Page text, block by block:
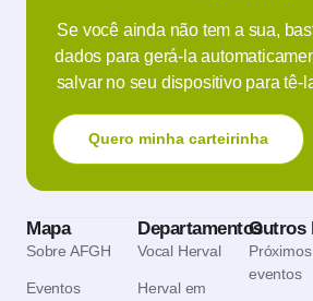
Se você ainda não tem a sua,
dados para gerá-la
salvar no seu dispositivo para tê-
Quero minha carteirinha
Mapa
Sobre AFGH
Eventos
Departamentos
Vocal Herval
Herval em
Outros
Próximos
eventos